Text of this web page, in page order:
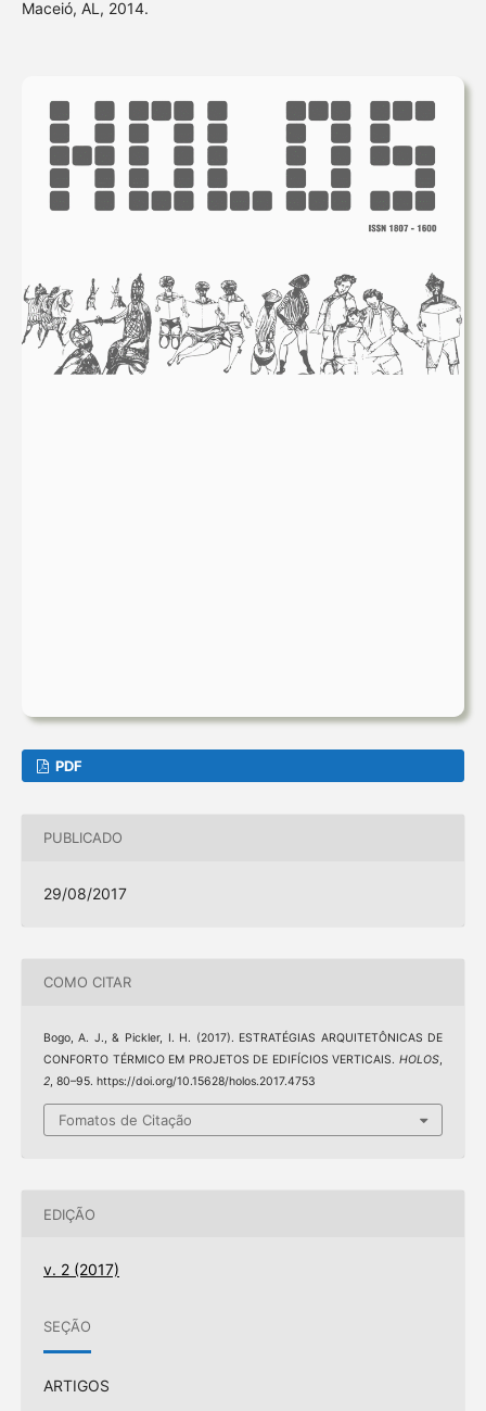
Maceió, AL, 2014.
PDF
PUBLICADO
29/08/2017
COMO CITAR
Bogo, A. J., & Pickler, I. H. (2017). ESTRATÉGIAS ARQUITETÔNICAS DE
CONFORTO TÉRMICO EM PROJETOS DE EDIFÍCIOS VERTICAIS.HOLOS,
2, 80–95. https://doi.org/10.15628/holos.2017.4753
Fomatos de Citação
EDIÇÃO
v. 2 (2017)
SEÇÃO
ARTIGOS